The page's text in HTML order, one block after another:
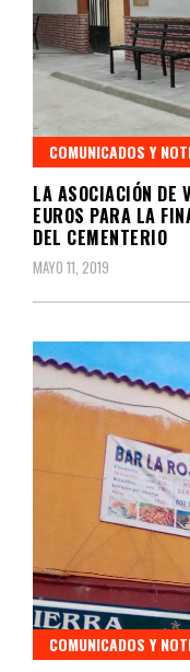
COMUNICADOS Y
LA ASOCIACIÓN DE
EUROS PARA LA
DEL CEMENTERIO
MAYO 11, 2019
COMUNICADOS Y